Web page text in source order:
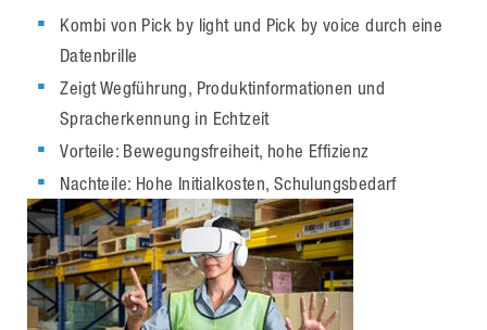
Kombi von Pick by light und Pick by voice durch eine
Datenbrille
Zeigt Wegführung, Produktinformationen und
Spracherkennung in Echtzeit
Vorteile: Bewegungsfreiheit, hohe Effizienz
Nachteile: Hohe Initialkosten, Schulungsbedarf